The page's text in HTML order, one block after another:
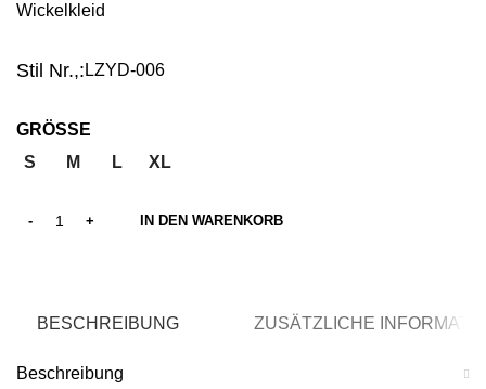
Wickelkleid
Stil Nr.,: LZYD-006
GRÖSSE
S
M L XL
IN DEN WARENKORB
BESCHREIBUNG ZUSÄTZLICHE
Beschreibung